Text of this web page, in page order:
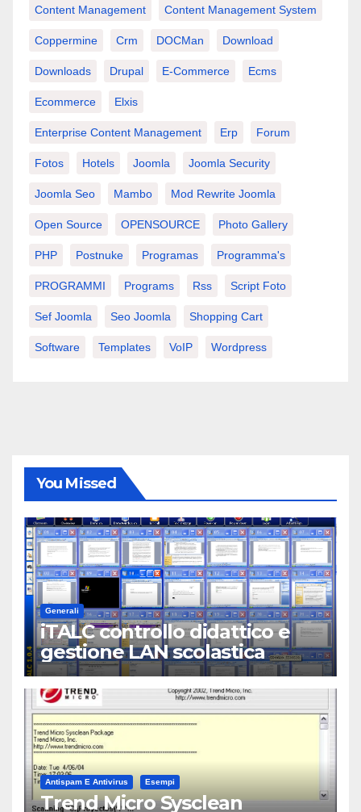
Content Management Content Management System
Coppermine Crm DOCMan Download
Downloads Drupal E-Commerce Ecms
Ecommerce Elxis
Enterprise Content Management Erp Forum
Fotos Hotels Joomla Joomla Security
Joomla Seo Mambo Mod Rewrite Joomla
Open Source OPENSOURCE Photo Gallery
PHP Postnuke Programas Programma's
PROGRAMMI Programs Rss Script Foto
Sef Joomla Seo Joomla Shopping Cart
Software Templates VoIP Wordpress
You Missed
Generali
iTALC controllo didattico e
gestione LAN scolastica
Antispam E Antivirus Esempi
Trend Micro Sysclean